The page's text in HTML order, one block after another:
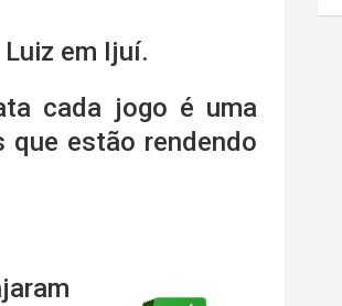
em Ijuí.
cada jogo é uma
que estão rendendo